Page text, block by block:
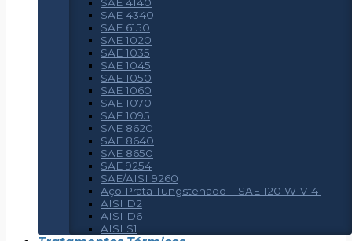
SAE 4340
SAE 6150
SAE 1020
SAE 1035
SAE 1045
SAE 1050
SAE 1060
SAE 1070
SAE 1095
SAE 8620
SAE 8640
SAE 8650
SAE 9254
SAE/AISI 9260
Aço Prata Tungstenado – SAE 120 W-V-4
AISI D2
AISI D6
AISI S1